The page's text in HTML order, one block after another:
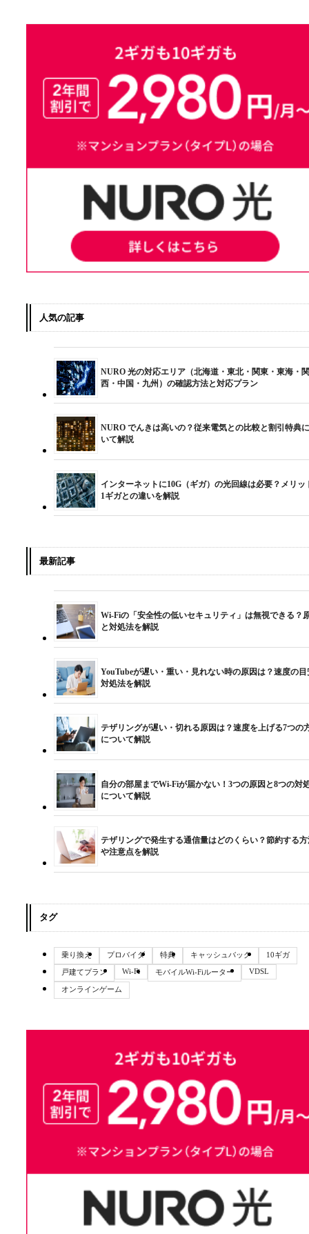
人気の記事
NURO 光の対応エリア（北海道・東北・関東・東海・
西・中国・九州）の確認方法と対応プラン
NURO でんきは高いの？従来電気との比較と割引特典
いて解説
インターネットに10G（ギガ）の光回線は必要？メリッ
1ギガとの違いを解説
最新記事
Wi-Fiの「安全性の低いセキュリティ」は無視できる？
と対処法を解説
YouTubeが遅い・重い・見れない時の原因は？速度の目
対処法を解説
テザリングが遅い・切れる原因は？速度を上げる7つの
について解説
自分の部屋までWi-Fiが届かない！3つの原因と8つの対
について解説
テザリングで発生する通信量はどのくらい？節約する
や注意点を解説
タグ
乗り換え プロバイダ 特典 キャッシュバック 10ギガ
戸建てプラン Wi-Fi モバイルWi-Fiルーター VDSL
オンラインゲーム